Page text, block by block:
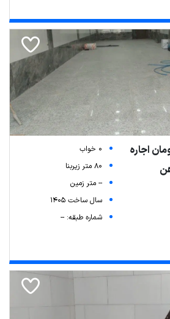
0 خواب
80 متر زیربنا
-- متر زمین
سال ساخت 1405
شماره طبقه: --